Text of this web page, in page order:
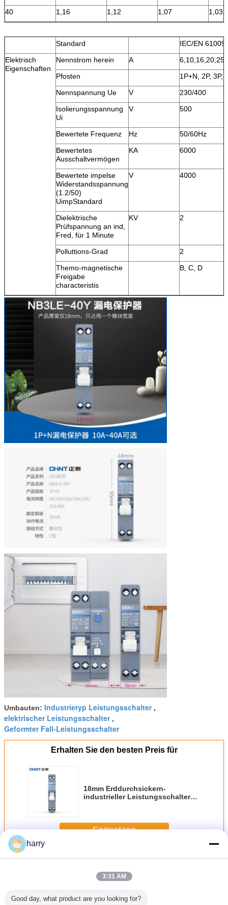
40
1,16 1,12 1,07 1,03
Standard
IEC/EN
Elektrisch
Eigenschaften
Nennstrom herein A
Pfosten
1P+N, 2P, 3P,
Nennspannung Ue
V
230/400
Isolierungsspannung
Ui
V 500
Bewertete Frequenz Hz
50/60Hz
Bewertetes
Ausschaltvermögen
KA 6000
Bewertete impelse
Widerstandsspannung
(1.2/50)
UimpStandard
V 4000
Dielektrische
Prüfspannung an ind,
Fred, für 1 Minute
KV 2
Polluttions-Grad
2
Themo-magnetische
Freigabe
characteristis
B, C, D
Umbauten: Industrietyp Leistungsschalter,
elektrischer Leistungsschalter,
Geformter Fall-Leistungsschalter
Erhalten Sie den besten Preis für
18mm Erddurchsickern-
industrieller Leistungsschalter
Fortsetzen
MehrIndustrieller Leistungsschalter
harry
3:31 AM
Good day, what product are you looking for?